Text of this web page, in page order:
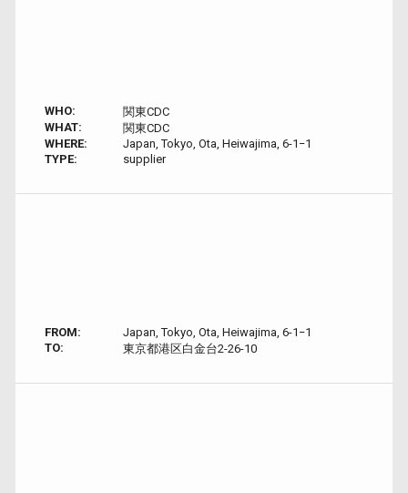
WHO:
関東CDC
WHAT:
関東CDC
WHERE:
Japan, Tokyo, Ota, Heiwajima, 6-1−1
TYPE:
supplier
FROM:
Japan, Tokyo, Ota, Heiwajima, 6-1−1
TO:
東京都港区白金台2-26-10